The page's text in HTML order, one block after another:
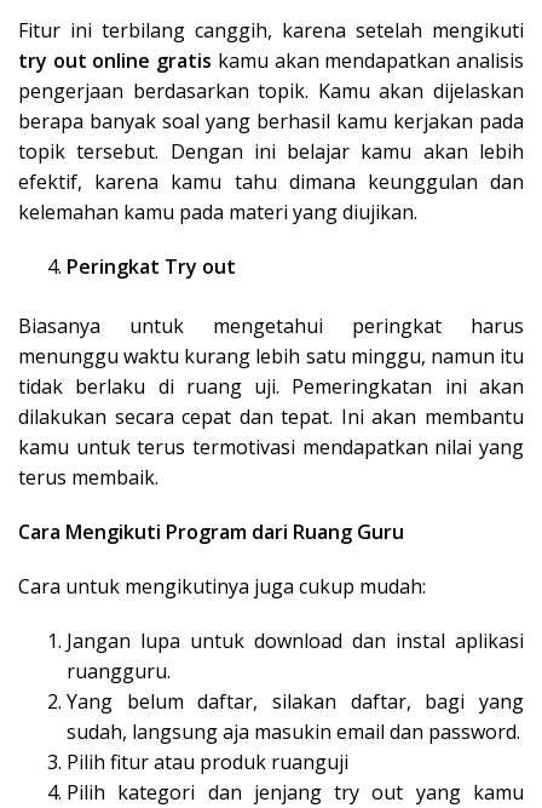
Fitur ini terbilang canggih, karena setelah mengikuti
try out online gratis kamu akan mendapatkan analisis
pengerjaan berdasarkan topik. Kamu akan dijelaskan
berapa banyak soal yang berhasil kamu kerjakan pada
topik tersebut. Dengan ini belajar kamu akan lebih
efektif, karena kamu tahu dimana keunggulan dan
kelemahan kamu pada materi yang diujikan.
Peringkat Try out
Biasanya untuk mengetahui peringkat harus
menunggu waktu kurang lebih satu minggu, namun itu
tidak berlaku di ruang uji. Pemeringkatan ini akan
dilakukan secara cepat dan tepat. Ini akan membantu
kamu untuk terus termotivasi mendapatkan nilai yang
terus membaik.
Cara Mengikuti Program dari Ruang Guru
Cara untuk mengikutinya juga cukup mudah:
Jangan lupa untuk download dan instal aplikasi
ruangguru.
Yang belum daftar, silakan daftar, bagi yang
sudah, langsung aja masukin email dan password.
Pilih fitur atau produk ruanguji
Pilih kategori dan jenjang try out yang kamu